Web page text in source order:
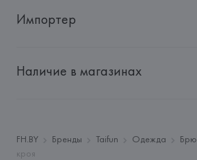
Импортер
"БелВиринея"
Адрес:
ГЕРМАНИЯ, Gerry Weber
Aktiengesellschaft, 33790 HALLE
Наличие в магазинах
FH.BY Бренды Taifun Одежда
кроя